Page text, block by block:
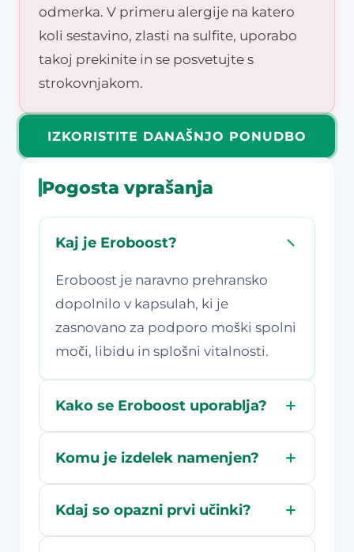
odmerka. V primeru alergije na katero
koli sestavino, zlasti na sulfite, uporabo
takoj prekinite in se posvetujte s
strokovnjakom.
IZKORISTITE DANAŠNJO PONUDBO
Pogosta vprašanja
Kaj je Eroboost?
Eroboost je naravno prehransko
dopolnilo v kapsulah, ki je
zasnovano za podporo moški spolni
moči, libidu in splošni vitalnosti.
Kako se Eroboost uporablja?
Komu je izdelek namenjen?
Kdaj so opazni prvi učinki?